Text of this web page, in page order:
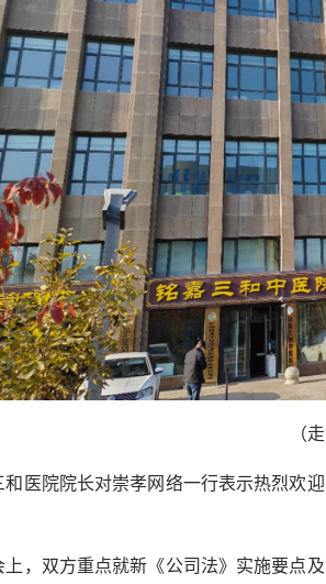
（
和医院院长对崇孝网络一行表示热烈欢
上，双方重点就新《公司法》实施要点